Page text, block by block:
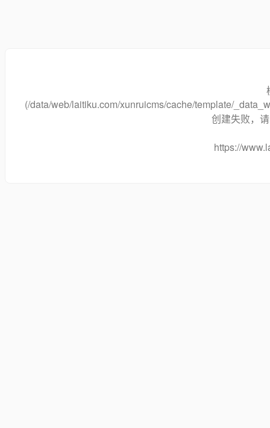
(/data/web/laitiku.com/xunruicms/cache/template/
创建失败，
https://